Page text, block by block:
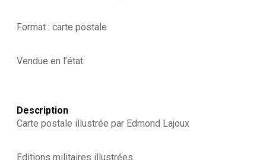
Tirailleurs
Marocains
1940
Format : carte postale
Vendue en l’état.
Description
Carte postale illustrée par Edmond Lajoux
Editions militaires illustrées.